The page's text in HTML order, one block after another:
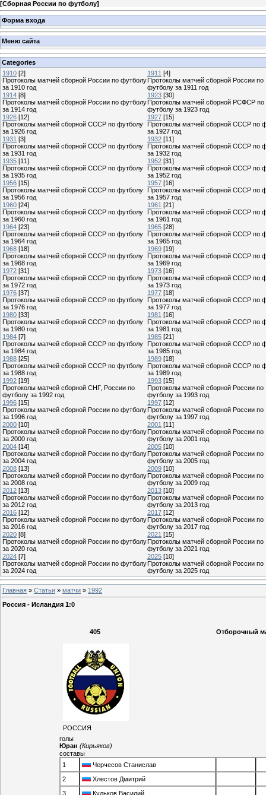
[Сборная России по футболу]
Форма входа
Меню сайта
Categories
1910 [2]
Протоколы матчей сборной России по футболу
за 1910 год
1911 [4]
Протоколы матчей сборной России по
футболу за 1911 год
1914 [8]
Протоколы матчей сборной России по футболу
за 1914 год
1923 [30]
Протоколы матчей сборной РСФСР по
футболу за 1923 год
1926 [12]
Протоколы матчей сборной СССР по футболу
за 1926 год
1927 [15]
Протоколы матчей сборной СССР по
за 1927 год
1931 [3]
Протоколы матчей сборной СССР по футболу
за 1931 год
1932 [11]
Протоколы матчей сборной СССР по
за 1932 год
1935 [11]
Протоколы матчей сборной СССР по футболу
за 1935 год
1952 [31]
Протоколы матчей сборной СССР по
за 1952 год
1956 [15]
Протоколы матчей сборной СССР по футболу
за 1956 год
1957 [16]
Протоколы матчей сборной СССР по
за 1957 год
1960 [24]
Протоколы матчей сборной СССР по футболу
за 1960 год
1961 [21]
Протоколы матчей сборной СССР по
за 1961 год
1964 [23]
Протоколы матчей сборной СССР по футболу
за 1964 год
1965 [28]
Протоколы матчей сборной СССР по
за 1965 год
1968 [18]
Протоколы матчей сборной СССР по футболу
за 1968 год
1969 [19]
Протоколы матчей сборной СССР по
за 1969 год
1972 [31]
Протоколы матчей сборной СССР по футболу
за 1972 год
1973 [16]
Протоколы матчей сборной СССР по
за 1973 год
1976 [37]
Протоколы матчей сборной СССР по футболу
за 1976 год
1977 [18]
Протоколы матчей сборной СССР по
за 1977 год
1980 [33]
Протоколы матчей сборной СССР по футболу
за 1980 год
1981 [16]
Протоколы матчей сборной СССР по
за 1981 год
1984 [7]
Протоколы матчей сборной СССР по футболу
за 1984 год
1985 [21]
Протоколы матчей сборной СССР по
за 1985 год
1988 [25]
Протоколы матчей сборной СССР по футболу
за 1988 год
1989 [18]
Протоколы матчей сборной СССР по
за 1989 год
1992 [19]
Протоколы матчей сборной СНГ, России по
футболу за 1992 год
1993 [15]
Протоколы матчей сборной России по
футболу за 1993 год
1996 [15]
Протоколы матчей сборной России по футболу
за 1996 год
1997 [12]
Протоколы матчей сборной России по
футболу за 1997 год
2000 [10]
Протоколы матчей сборной России по футболу
за 2000 год
2001 [11]
Протоколы матчей сборной России по
футболу за 2001 год
2004 [14]
Протоколы матчей сборной России по футболу
за 2004 год
2005 [10]
Протоколы матчей сборной России по
футболу за 2005 год
2008 [13]
Протоколы матчей сборной России по футболу
за 2008 год
2009 [10]
Протоколы матчей сборной России по
футболу за 2009 год
2012 [13]
Протоколы матчей сборной России по футболу
за 2012 год
2013 [10]
Протоколы матчей сборной России по
футболу за 2013 год
2016 [12]
Протоколы матчей сборной России по футболу
за 2016 год
2017 [12]
Протоколы матчей сборной России по
футболу за 2017 год
2020 [8]
Протоколы матчей сборной России по футболу
за 2020 год
2021 [15]
Протоколы матчей сборной России по
футболу за 2021 год
2024 [7]
Протоколы матчей сборной России по футболу
за 2024 год
2025 [10]
Протоколы матчей сборной России по
футболу за 2025 год
Главная » Статьи » матчи » 1992
Россия - Исландия 1:0
405 Отборочный
РОССИЯ
голы
Юран (Кирьяков)
составы
1
Черчесов Станислав
2
Хлестов Дмитрий
3
Кульков Василий